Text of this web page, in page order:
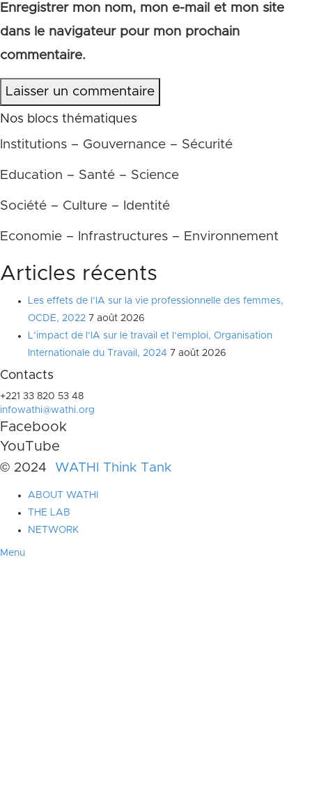
Enregistrer mon nom, mon e-mail et mon site
dans le navigateur pour mon prochain
commentaire.
Laisser un commentaire
Nos blocs thématiques
Institutions – Gouvernance – Sécurité
Education – Santé – Science
Société – Culture – Identité
Economie – Infrastructures – Environnement
Articles récents
Les effets de l’IA sur la vie professionnelle des femmes,
OCDE, 2022 7 août 2026
L’impact de l’IA sur le travail et l’emploi, Organisation
Internationale du Travail, 2024 7 août 2026
Contacts
+221 33 820 53 48
infowathi@wathi.org
Facebook
YouTube
© 2024 WATHI Think Tank
ABOUT WATHI
THE LAB
NETWORK
Menu